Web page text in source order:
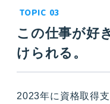
この仕事が好
けられる。
2023年に資格取得